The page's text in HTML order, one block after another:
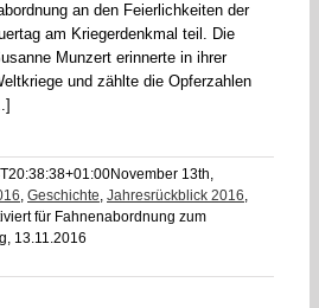
an den Feierlichkeiten der
am Kriegerdenkmal teil. Die
Munzert erinnerte in ihrer
und zählte die Opferzahlen
November 13th,
, Geschichte, Jahresrückblick 2016,
für Fahnenabordnung zum
13.11.2016